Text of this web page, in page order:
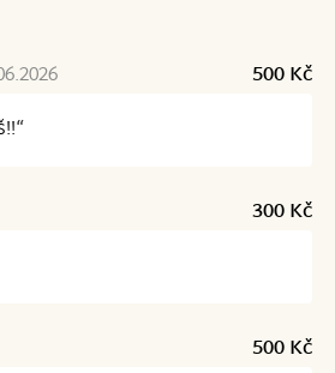
500 Kč
300 Kč
500 Kč